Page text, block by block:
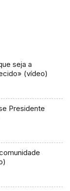
seja a
(vídeo)
Presidente